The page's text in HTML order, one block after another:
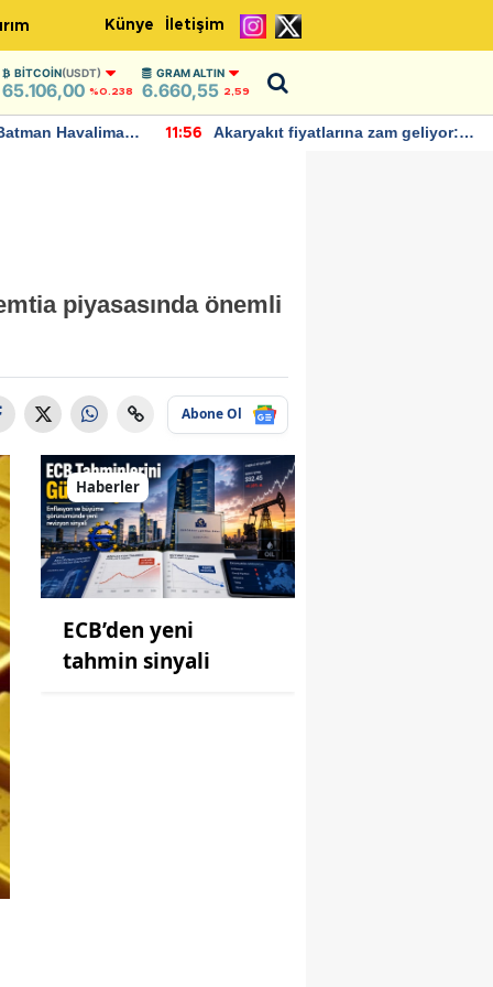
Künye İletişim
BITCOIN(USDT)
65.106,00 %0.238
GRAM ALTIN
6.660,55 2,59
Havalimanı
11:56
Akaryakıt fiyatlarına zam geliyor:
piyasasında önemli
Abone Ol
Haberler
ECB’den yeni
tahmin sinyali